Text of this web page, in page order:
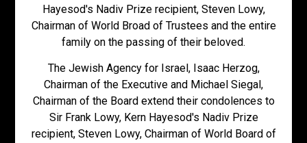
Hayesod's Nadiv Prize recipient, Steven Lowy,
Chairman of World Broad of Trustees and the entire
family on the passing of their beloved.
The Jewish Agency for Israel, Isaac Herzog,
Chairman of the Executive and Michael Siegal,
Chairman of the Board extend their condolences to
Sir Frank Lowy, Kern Hayesod's Nadiv Prize
recipient, Steven Lowy, Chairman of World Board of